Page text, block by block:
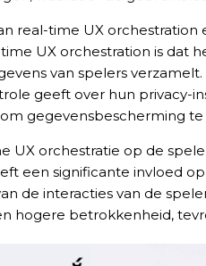
real-time UX
UX orchestration is
van spelers
geeft over hun privacy-
gegevensbescherming
UX orchestratie op de
een significante invloed
de interacties van de
hogere betrokkenheid,